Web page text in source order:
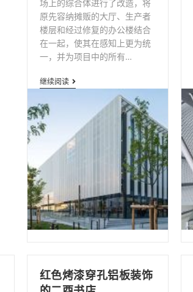
场上的综合体进行了改造，将
原先容纳摊贩的大厅、生产者
楼层和经过修复的办公楼结合
在一起，使其在感知上更为统
一，并为项目中的所有…
继续阅读 办
楼
穿
孔
铝
板
网
红色烤漆穿孔铝板装饰